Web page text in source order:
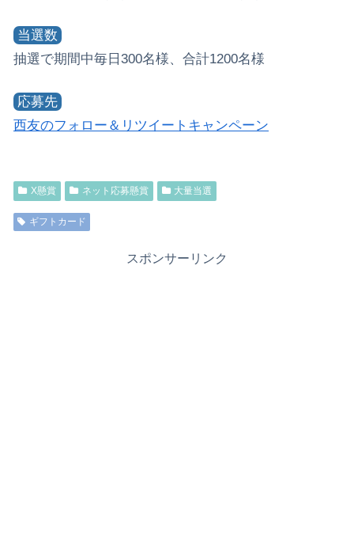
当選数
抽選で期間中毎日300名様、合計1200名様
応募先
西友のフォロー＆リツイートキャンペーン
X懸賞 ネット応募懸賞 大量当選
ギフトカード
スポンサーリンク